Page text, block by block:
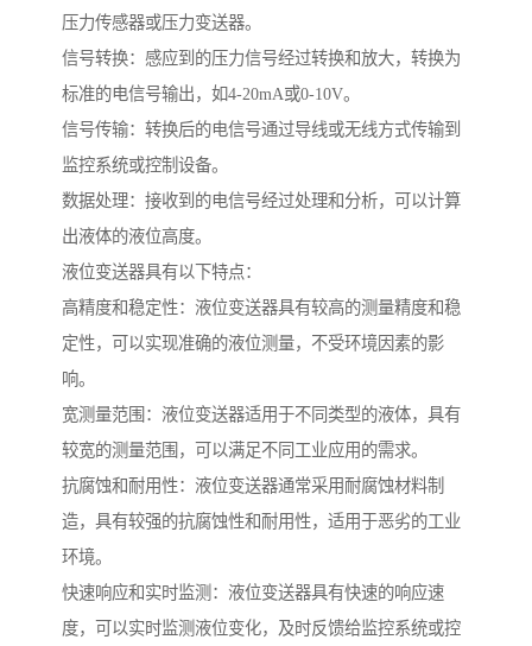
压力传感器或压力变送器。
信号转换：感应到的压力信号经过转换和放大，转换为
标准的电信号输出，如4-20mA或0-10V。
信号传输：转换后的电信号通过导线或无线方式传输到
监控系统或控制设备。
数据处理：接收到的电信号经过处理和分析，可以计算
出液体的液位高度。
液位变送器具有以下特点：
高精度和稳定性：液位变送器具有较高的测量精度和稳
定性，可以实现准确的液位测量，不受环境因素的影
响。
宽测量范围：液位变送器适用于不同类型的液体，具有
较宽的测量范围，可以满足不同工业应用的需求。
抗腐蚀和耐用性：液位变送器通常采用耐腐蚀材料制
造，具有较强的抗腐蚀性和耐用性，适用于恶劣的工业
环境。
快速响应和实时监测：液位变送器具有快速的响应速
度，可以实时监测液位变化，及时反馈给监控系统或控